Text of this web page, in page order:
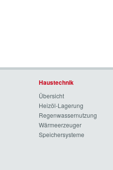
Haustechnik
Übersicht
Heizöl-Lagerung
Regenwassernutzung
Wärmeerzeuger
Speichersysteme